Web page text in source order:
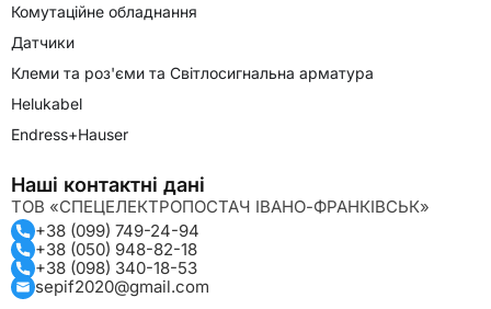
Комутаційне обладнання
Датчики
Клеми та роз'єми та Світлосигнальна арматура
Helukabel
Endress+Hauser
Наші контактні дані
ТОВ «СПЕЦЕЛЕКТРОПОСТАЧ ІВАНО-ФРАНКІВСЬК»
+38 (099) 749-24-94
+38 (050) 948-82-18
+38 (098) 340-18-53
sepif2020@gmail.com